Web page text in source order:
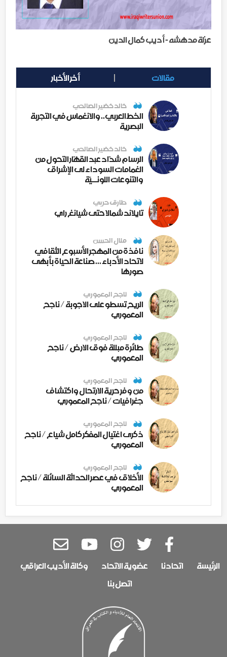
عزلة مدهشه - أديب كمال الدين
مقالات أخر الأخبار
خالد خضير الصالحي
الخط العربي.. والانغماس في التجربة
البصرية
خالد خضير الصالحي
الرسام شدّاد عبد القهّار التحول من
الغمامات السوداء لى الإشراق
والتنوعات اللونــيّة
طارق حربي
تايلاند شمالا حتى شيانغ راي
منال الحسن
نافذة من المهجر الأسبوع الثقافي
لاتحاد الأدباء ... صناعة الحياة بأبهى
صورها
ناجح المعموري
الريح تسطو على الاجوبة / ناجح
المعموري
ناجح المعموري
طائرة مبللة فوق الارض / ناجح
المعموري
ناجح المعموري
من وفر حرية الارتحال واكتشاف
جغرافيات / ناجح المعموري
ناجح المعموري
ذكرى اغتيال المفكر كامل شياع / ناجح
المعموري
ناجح المعموري
الأخلاق في عصر الحداثة السائلة / ناجح
المعموري
الرئيسة اتحادنا عضوية الاتحاد
وكالة الأديب العراقي
اتصل بنا